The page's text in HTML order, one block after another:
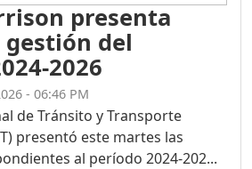
presenta
gestión del
2026
- 06:46 PM
de Tránsito y Transporte
presentó este martes las
al período 2024-202...